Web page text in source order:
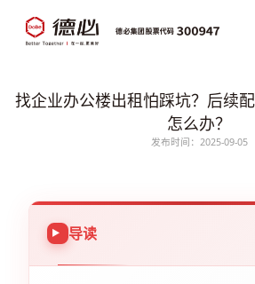
找企业办公楼出租怕踩坑？后续
怎么办？
发布时间：2025-09-05
导读